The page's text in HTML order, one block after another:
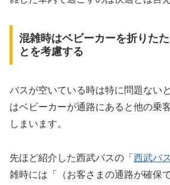
混雑時はベビーカーを折りた
とを考慮する
バスが空いている時は特に問題ない
はベビーカーが通路にあると他の乗
しまいます。
先ほど紹介した西武バスの「 西武バ
雑時には「（お客さまの通路が確保